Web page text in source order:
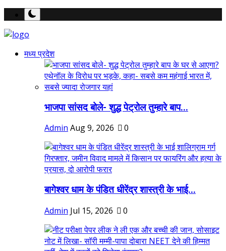
मध्य प्रदेश
भाजपा सांसद बोले- शुद्ध पेट्रोल तुम्हारे बाप...
Admin Aug 9, 2026 0
बागेश्वर धाम के पंडित धीरेंद्र शास्त्री के भाई...
Admin Jul 15, 2026 0